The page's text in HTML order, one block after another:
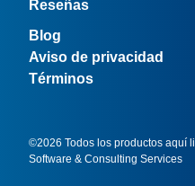
Reseñas
Blog
Aviso de privacidad
Términos
©2026 Todos los productos aquí
Software & Consulting Services